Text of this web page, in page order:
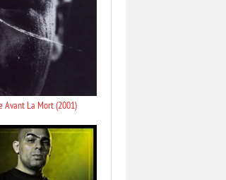
Avant La Mort (2001)